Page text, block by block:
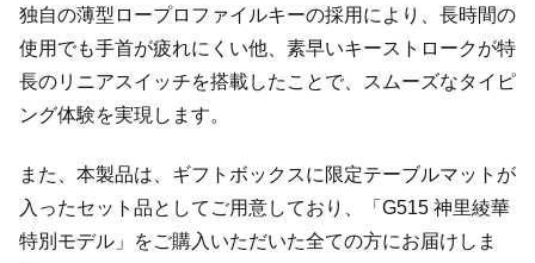
独自の薄型ロープロファイルキーの採用により、長時間の
使用でも手首が疲れにくい他、素早いキーストロークが特
長のリニアスイッチを搭載したことで、スムーズなタイピ
ング体験を実現します。
また、本製品は、ギフトボックスに限定テーブルマットが
入ったセット品としてご用意しており、「G515 神里綾華
特別モデル」をご購入いただいた全ての方にお届けしま